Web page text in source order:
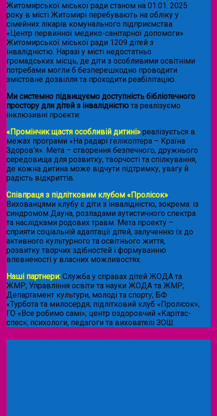
Житомирської міської ради станом на 01.01. 2025
року в місті Житомирі перебувають на обліку у
сімейних лікарів комунального підприємства
«Центр первинної медико-санітарної допомоги»
Житомирської міської ради 1209 дітей з
інвалідністю. Наразі у місті недостатньо
громадських місць, де діти з особливими освітніми
потребами могли б безперешкодно проводити
змістовне дозвілля та проходити реабілітацію.
Ми системно підвищуємо доступність бібліотечного
простору для дітей з інвалідністю та реалізуємо
інклюзивні проекти:
«Промінчик щастя особливій дитині» реалізується в
межах програми «На радарі гелікоптера – Країна
Здоров’я». Мета – створення безпечного, дружнього
середовища для розвитку, творчості та спілкування,
де кожна дитина може відчути підтримку, увагу й
радість відкриттів.
Співпраця з підлітковим клубом «Пролісок».
Вихованцями клубу є діти з інвалідністю, зокрема: із
синдромом Дауна, розладами аутистичного спектра
та наслідками родових травм. Мета проекту –
сприяти соціальній адаптації дітей, залученню їх до
активного культурного та освітнього життя,
розвитку творчих здібностей і формуванню
впевненості у власних можливостях.
Наші партнери: Служба у справах дітей ЖОДА та
ЖМР; Управління освіти та науки ЖОДА та ЖМР;
Департамент культури, молоді та спорту; БФ
«Турбота та милосердя; підлітковий клуб «Пролісок»;
ГО «Все робимо самі»; центр оздоровчий «Карітас-
спес»; психологи, педагоги та вихователі ЗОШ.